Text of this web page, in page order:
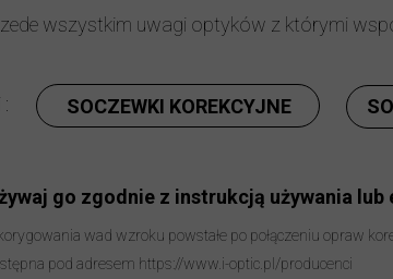
wszystkim uwagi optyków z którymi
SOCZEWKI KOREKCYJNE
go zgodnie z instrukcją używania lub
wad wzroku powstałe po połączeniu opraw
pod adresem https://www.i-optic.pl/producenci